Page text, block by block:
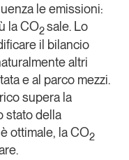
che racconta in
e le sfide del largo
e
le emissioni:
laCO2sale. Lo
il bilancio
altri
e al parco mezzi.
supera la
stato della
ottimale, la CO2